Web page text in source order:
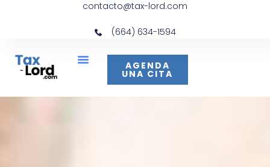
contacto@tax-lord.com
(664) 634-1594
AGENDA
UNA CITA